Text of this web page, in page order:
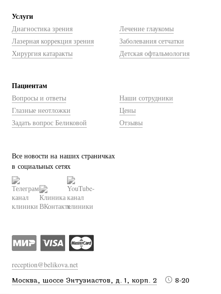
Услуги
Диагностика зрения
Лазерная коррекция зрения
Хирургия катаракты
Лечение глаукомы
Заболевания сетчатки
Детская офтальмология
Пациентам
Вопросы и ответы
Глазные неотложки
Задать вопрос Беликовой
Наши сотрудники
Цены
Отзывы
Все новости на наших страничках
в социальных сетях
reception@belikova.net
Москва, шоссе Энтузиастов, д. 1, корп. 2 8-20